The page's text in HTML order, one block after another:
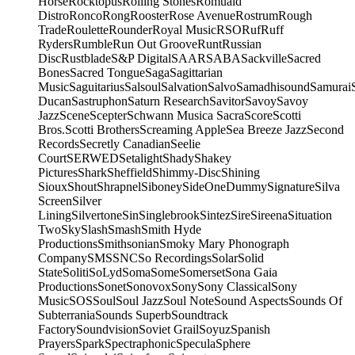
DistroRoncoRongRoosterRose AvenueRostrumRough
TradeRouletteRounderRoyal MusicRSORufRuff
RydersRumbleRun Out GrooveRuntRussian
DiscRustbladeS&P DigitalSAARSABASackvilleSacred
BonesSacred TongueSagaSagittarian
MusicSaguitariusSalsoulSalvationSalvoSamadhisoundSamurai
DucanSastruphonSaturn ResearchSavitorSavoySavoy
JazzSceneScepterSchwann Musica SacraScoreScotti
Bros.Scotti BrothersScreaming AppleSea Breeze JazzSecond
RecordsSecretly CanadianSeelie
CourtSERWEDSetalightShadyShakey
PicturesSharkSheffieldShimmy-DiscShining
SiouxShoutShrapnelSiboneySideOneDummySignatureSilva
ScreenSilver
LiningSilvertoneSinSinglebrookSintezSireSireenaSituation
TwoSkySlashSmashSmith Hyde
ProductionsSmithsonianSmoky Mary Phonograph
CompanySMSSNCSo RecordingsSolarSolid
StateSolitiSoLydSomaSomeSomersetSona Gaia
ProductionsSonetSonovoxSonySony ClassicalSony
MusicSOSSoulSoul JazzSoul NoteSound AspectsSounds Of
SubterraniaSounds SuperbSoundtrack
FactorySoundvisionSoviet GrailSoyuzSpanish
PrayersSparkSpectraphonicSpeculaSphere